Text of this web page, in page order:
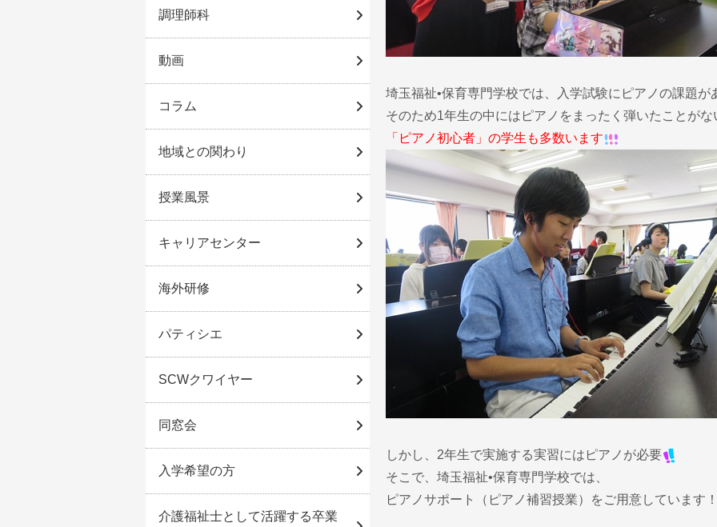
埼玉福祉•保育専門学校では、入学試験にピアノの課題が
そのため1年生の中にはピアノをまったく弾いたことがな
「ピアノ初心者」の学生も多数います
しかし、2年生で実施する実習にはピアノが必要
そこで、埼玉福祉•保育専門学校では、
ピアノサポート（ピアノ補習授業）をご用意しています
調理師科
動画
コラム
地域との関わり
授業風景
キャリアセンター
海外研修
パティシエ
SCWクワイヤー
同窓会
入学希望の方
介護福祉士として活躍する卒業